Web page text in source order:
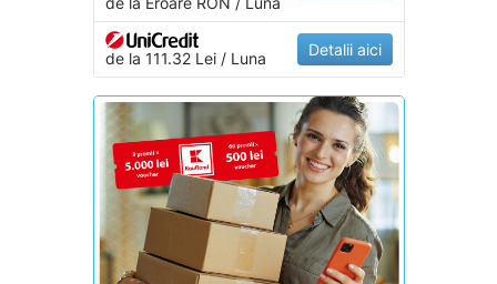
de la 111.32 Lei / Luna Detalii aici